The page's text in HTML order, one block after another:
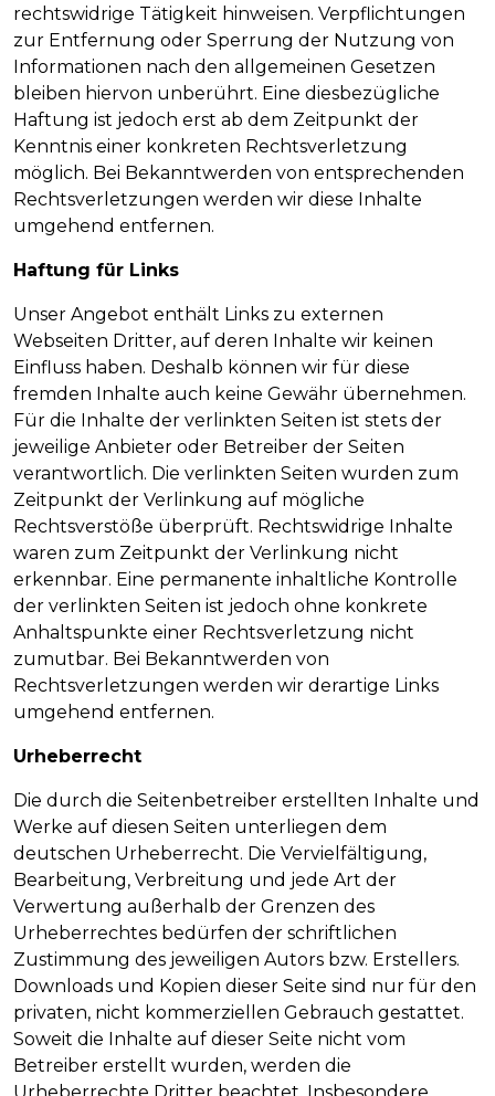
rechtswidrige Tätigkeit hinweisen. Verpflichtungen
zur Entfernung oder Sperrung der Nutzung von
Informationen nach den allgemeinen Gesetzen
bleiben hiervon unberührt. Eine diesbezügliche
Haftung ist jedoch erst ab dem Zeitpunkt der
Kenntnis einer konkreten Rechtsverletzung
möglich. Bei Bekanntwerden von entsprechenden
Rechtsverletzungen werden wir diese Inhalte
umgehend entfernen.
Haftung für Links
Unser Angebot enthält Links zu externen
Webseiten Dritter, auf deren Inhalte wir keinen
Einfluss haben. Deshalb können wir für diese
fremden Inhalte auch keine Gewähr übernehmen.
Für die Inhalte der verlinkten Seiten ist stets der
jeweilige Anbieter oder Betreiber der Seiten
verantwortlich. Die verlinkten Seiten wurden zum
Zeitpunkt der Verlinkung auf mögliche
Rechtsverstöße überprüft. Rechtswidrige Inhalte
waren zum Zeitpunkt der Verlinkung nicht
erkennbar. Eine permanente inhaltliche Kontrolle
der verlinkten Seiten ist jedoch ohne konkrete
Anhaltspunkte einer Rechtsverletzung nicht
zumutbar. Bei Bekanntwerden von
Rechtsverletzungen werden wir derartige Links
umgehend entfernen.
Urheberrecht
Die durch die Seitenbetreiber erstellten Inhalte und
Werke auf diesen Seiten unterliegen dem
deutschen Urheberrecht. Die Vervielfältigung,
Bearbeitung, Verbreitung und jede Art der
Verwertung außerhalb der Grenzen des
Urheberrechtes bedürfen der schriftlichen
Zustimmung des jeweiligen Autors bzw. Erstellers.
Downloads und Kopien dieser Seite sind nur für den
privaten, nicht kommerziellen Gebrauch gestattet.
Soweit die Inhalte auf dieser Seite nicht vom
Betreiber erstellt wurden, werden die